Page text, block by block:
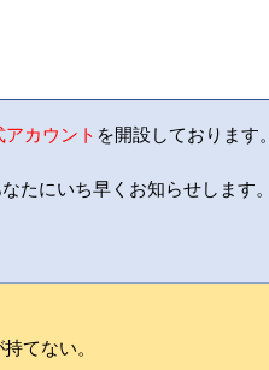
アカウント を開設しております。
たにいち早くお知らせします。
てない。